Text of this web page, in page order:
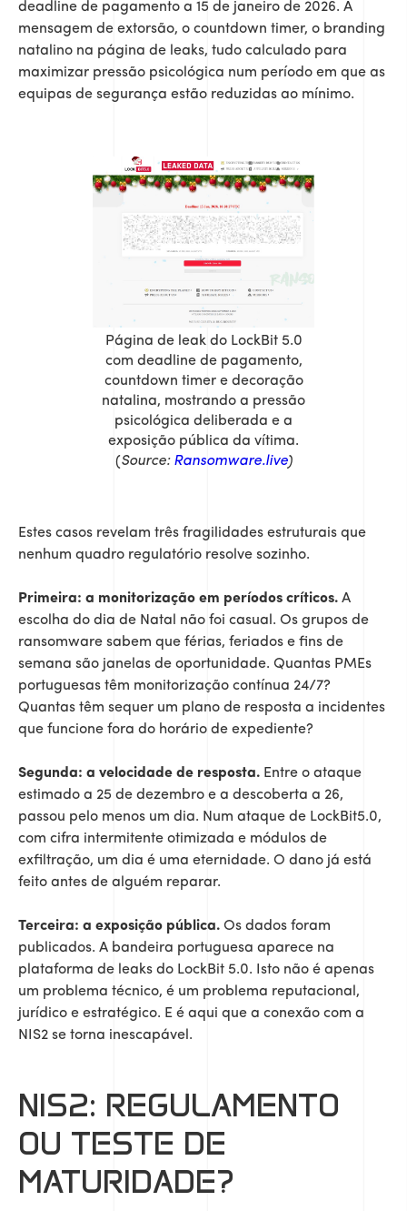
deadline de pagamento a 15 de janeiro de 2026. A
mensagem de extorsão, o countdown timer, o branding
natalino na página de leaks, tudo calculado para
maximizar pressão psicológica num período em que as
equipas de segurança estão reduzidas ao mínimo.
Página de leak do LockBit 5.0
com deadline de pagamento,
countdown timer e decoração
natalina, mostrando a pressão
psicológica deliberada e a
exposição pública da vítima.
(Source: Ransomware.live)
Estes casos revelam três fragilidades estruturais que
nenhum quadro regulatório resolve sozinho.
Primeira: a monitorização em períodos críticos. A
escolha do dia de Natal não foi casual. Os grupos de
ransomware sabem que férias, feriados e fins de
semana são janelas de oportunidade. Quantas PMEs
portuguesas têm monitorização contínua 24/7?
Quantas têm sequer um plano de resposta a incidentes
que funcione fora do horário de expediente?
Segunda: a velocidade de resposta. Entre o ataque
estimado a 25 de dezembro e a descoberta a 26,
passou pelo menos um dia. Num ataque de LockBit5.0,
com cifra intermitente otimizada e módulos de
exfiltração, um dia é uma eternidade. O dano já está
feito antes de alguém reparar.
Terceira: a exposição pública. Os dados foram
publicados. A bandeira portuguesa aparece na
plataforma de leaks do LockBit 5.0. Isto não é apenas
um problema técnico, é um problema reputacional,
jurídico e estratégico. E é aqui que a conexão com a
NIS2 se torna inescapável.
NIS2: REGULAMENTO
OU TESTE DE
MATURIDADE?